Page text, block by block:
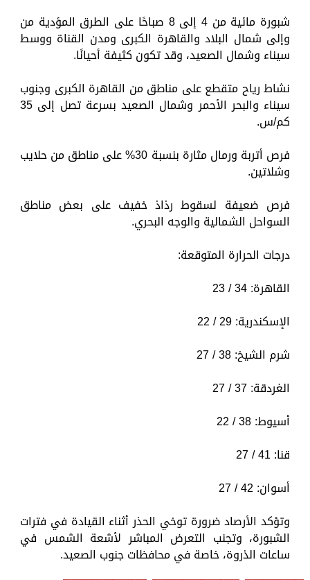
شبورة مائية من 4 إلى 8 صباحًا على الطرق المؤدية من
وإلى شمال البلاد والقاهرة الكبرى ومدن القناة ووسط
سيناء وشمال الصعيد، وقد تكون كثيفة أحيانًا.
نشاط رياح متقطع على مناطق من القاهرة الكبرى وجنوب
سيناء والبحر الأحمر وشمال الصعيد بسرعة تصل إلى 35
كم/س.
فرص أتربة ورمال مثارة بنسبة 30% على مناطق من حلايب
وشلاتين.
فرص ضعيفة لسقوط رذاذ خفيف على بعض مناطق
السواحل الشمالية والوجه البحري.
درجات الحرارة المتوقعة:
القاهرة: 34 / 23
الإسكندرية: 29 / 22
شرم الشيخ: 38 / 27
الغردقة: 37 / 27
أسيوط: 38 / 22
قنا: 41 / 27
أسوان: 42 / 27
وتؤكد الأرصاد ضرورة توخي الحذر أثناء القيادة في فترات
الشبورة، وتجنب التعرض المباشر لأشعة الشمس في
ساعات الذروة، خاصة في محافظات جنوب الصعيد.